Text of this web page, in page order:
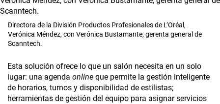
Directora de la División Productos Profesionales de L’Oréal,
Verónica Méndez, con Verónica Bustamante, gerenta general de
Scanntech.
Esta solución ofrece lo que un salón necesita en un solo
lugar: una agenda online que permite la gestión inteligente
de horarios, turnos y disponibilidad de estilistas;
herramientas de gestión del equipo para asignar servicios